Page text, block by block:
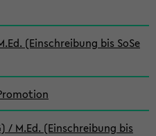
(Einschreibung bis SoSe
/ M.Ed. (Einschreibung bis